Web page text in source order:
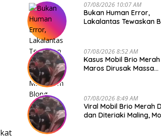
07/08/2026 10:07 AM
Bukan Human Error,
Lakalantas Tewaskan
07/08/2026 8:52 AM
Kasus Mobil Brio
Maros Dirusak Massa
07/08/2026 8:49 AM
Viral Mobil Brio Merah
dan Diteriaki Maling,